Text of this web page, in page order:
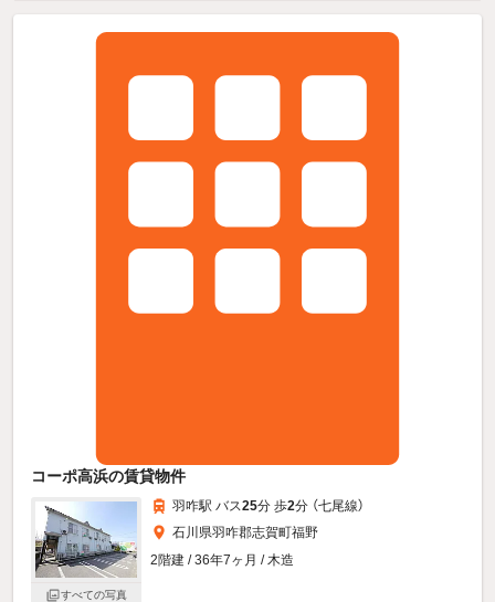
コーポ高浜の賃貸物件
すべての写真
羽咋駅 バス25分 歩2分 （七尾線）
石川県羽咋郡志賀町福野
2階建 / 36年7ヶ月 / 木造